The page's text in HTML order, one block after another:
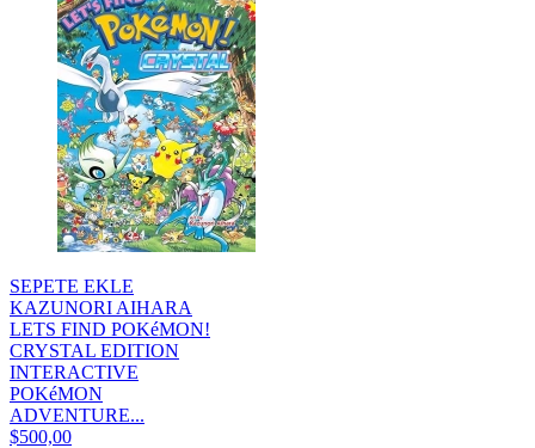
SEPETE EKLE
KAZUNORI AIHARA
LETS FIND POKéMON!
CRYSTAL EDITION
INTERACTIVE
POKéMON
ADVENTURE...
$500,00